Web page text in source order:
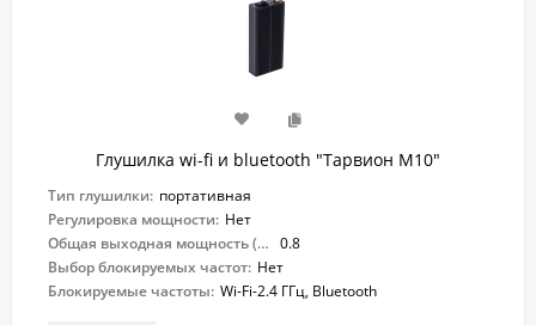
Глушилка wi-fi и bluetooth "Тарвион M10"
Тип глушилки: портативная
Регулировка мощности: Нет
Общая выходная мощность (Вт): 0.8
Выбор блокируемых частот: Нет
Блокируемые частоты: Wi-Fi-2.4 ГГц, Bluetooth